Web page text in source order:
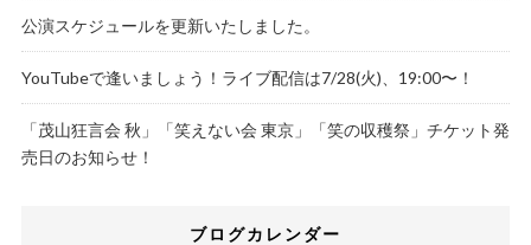
公演スケジュールを更新いたしました。
YouTubeで逢いましょう！ライブ配信は7/28(火)、19:00〜！
「茂山狂言会 秋」「笑えない会 東京」「笑の収穫祭」チケット発
売日のお知らせ！
ブログカレンダー